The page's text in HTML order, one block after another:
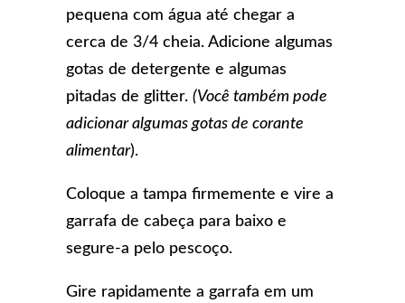
pequena com água até chegar a
cerca de 3/4 cheia. Adicione algumas
gotas de detergente e algumas
pitadas de glitter.(Você também pode
adicionar algumas gotas de corante
alimentar).
Coloque a tampa firmemente e vire a
garrafa de cabeça para baixo e
segure-a pelo pescoço.
Gire rapidamente a garrafa em um